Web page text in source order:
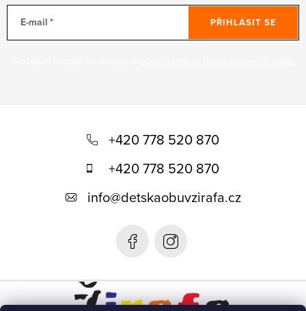
E-mail PŘIHLÁSIT SE
+420 778 520 870
+420 778 520 870
info@detskaobuvzirafa.cz